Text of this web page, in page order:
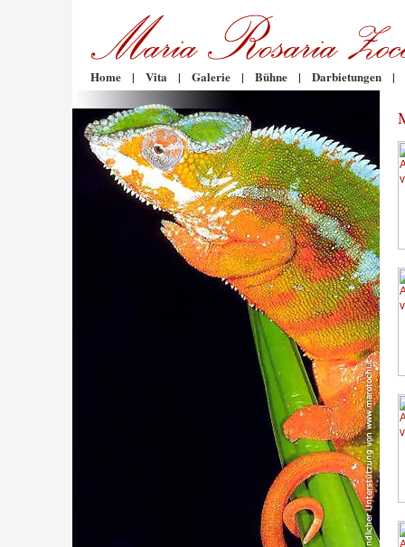
Home | Vita | Galerie | Bühne | Darbietungen |